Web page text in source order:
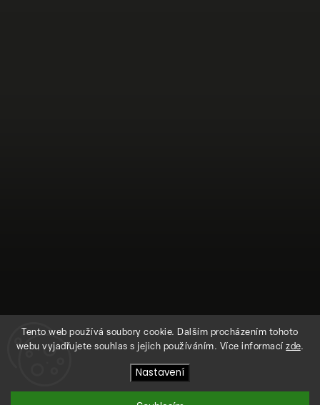
Tento web používá soubory cookie. Dalším procházením tohoto
webu vyjadřujete souhlas s jejich používáním. Více informacízde.
Nastavení